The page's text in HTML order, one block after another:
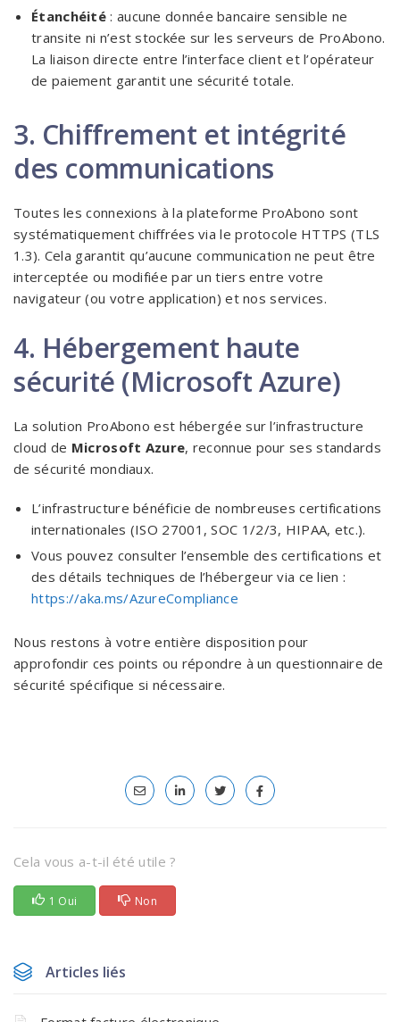
Étanchéité : aucune donnée bancaire sensible ne
transite ni n’est stockée sur les serveurs de ProAbono.
La liaison directe entre l’interface client et l’opérateur
de paiement garantit une sécurité totale.
3. Chiffrement et intégrité
des communications
Toutes les connexions à la plateforme ProAbono sont
systématiquement chiffrées via le protocole HTTPS (TLS
1.3). Cela garantit qu’aucune communication ne peut être
interceptée ou modifiée par un tiers entre votre
navigateur (ou votre application) et nos services.
4. Hébergement haute
sécurité (Microsoft Azure)
La solution ProAbono est hébergée sur l’infrastructure
cloud de Microsoft Azure, reconnue pour ses standards
de sécurité mondiaux.
L’infrastructure bénéficie de nombreuses certifications
internationales (ISO 27001, SOC 1/2/3, HIPAA, etc.).
Vous pouvez consulter l’ensemble des certifications et
des détails techniques de l’hébergeur via ce lien :
https://aka.ms/AzureCompliance
Nous restons à votre entière disposition pour
approfondir ces points ou répondre à un questionnaire de
sécurité spécifique si nécessaire.
Cela vous a-t-il été utile ?
1 Oui Non
Articles liés